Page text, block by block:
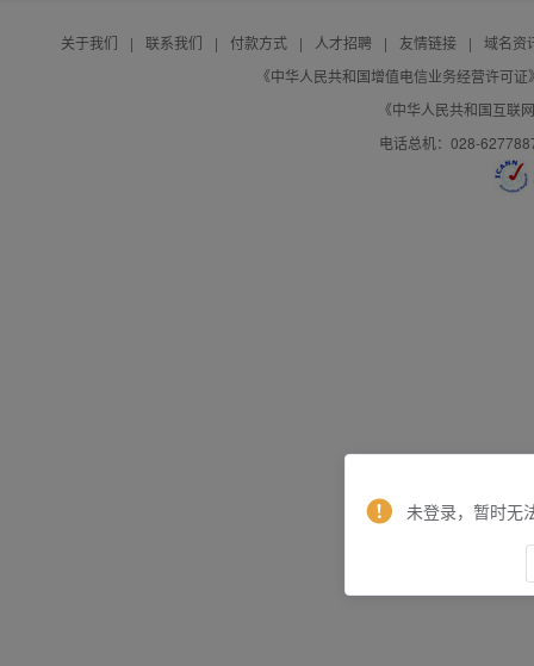
关于我们 | 联系我们 | 付款方式 | 人才招聘 | 友情链接 |
域名资
《中华人民共和国增值电信业务经营许可
《中华人民共和国互联
电话总机：028-
未登录，暂时无